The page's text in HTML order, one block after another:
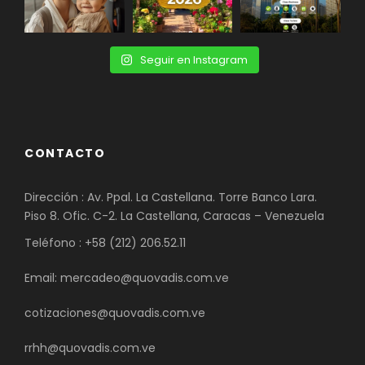
Seguir en Instagram
CONTACTO
Dirección : Av. Ppal. La Castellana. Torre Banco Lara.
Piso 8. Ofic. C-2. La Castellana, Caracas – Venezuela
Teléfono : +58 (212) 206.52.11
Email: mercadeo@quovadis.com.ve
cotizaciones@quovadis.com.ve
rrhh@quovadis.com.ve